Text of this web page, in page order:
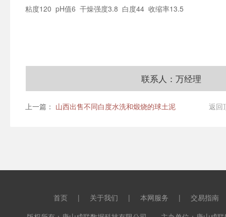
粘度120 pH值6 干燥强度3.8 白度44 收缩率13.5
联系人：万经理
上一篇： 山西出售不同白度水洗和煅烧的球土泥 返回
首页 | 关于我们 | 本网服务 |
交易指南